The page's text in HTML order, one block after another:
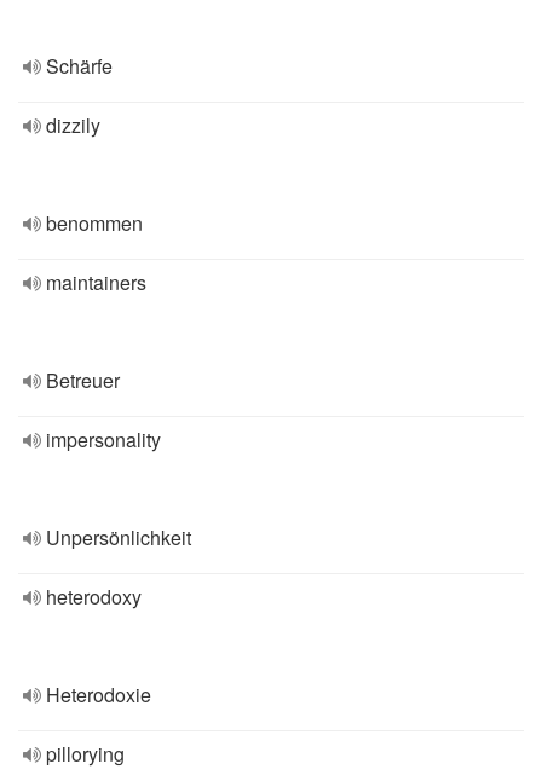
Schärfe
dizzily
benommen
maintainers
Betreuer
impersonality
Unpersönlichkeit
heterodoxy
Heterodoxie
pillorying